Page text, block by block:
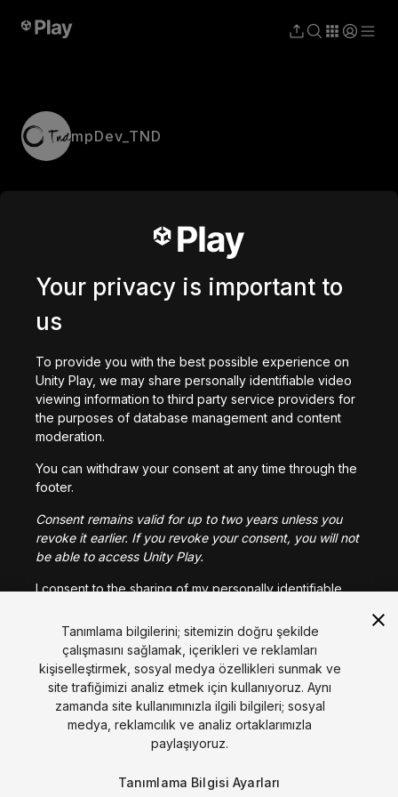
mpDev_TND
DeutschBahasa Indonesia
Português Русский Español Türkçe
Tanımlama bilgilerini; sitemizin doğru şekilde
çalışmasını sağlamak, içerikleri ve reklamları
kişiselleştirmek, sosyal medya özellikleri sunmak ve
site trafiğimizi analiz etmek için kullanıyoruz. Aynı
zamanda site kullanımınızla ilgili bilgileri; sosyal
medya, reklamcılık ve analiz ortaklarımızla
paylaşıyoruz.
Tanımlama Bilgisi Ayarları
Your privacy is important to
us
To provide you with the best possible experience on
Unity Play, we may share personally identifiable video
viewing information to third party service providers for
the purposes of database management and content
moderation.
You can withdraw your consent at any time through the
footer.
Consent remains valid for up to two years unless you
revoke it earlier. If you revoke your consent, you will not
be able to access Unity Play.
I consent to the sharing of my personally identifiable
I CONSENT